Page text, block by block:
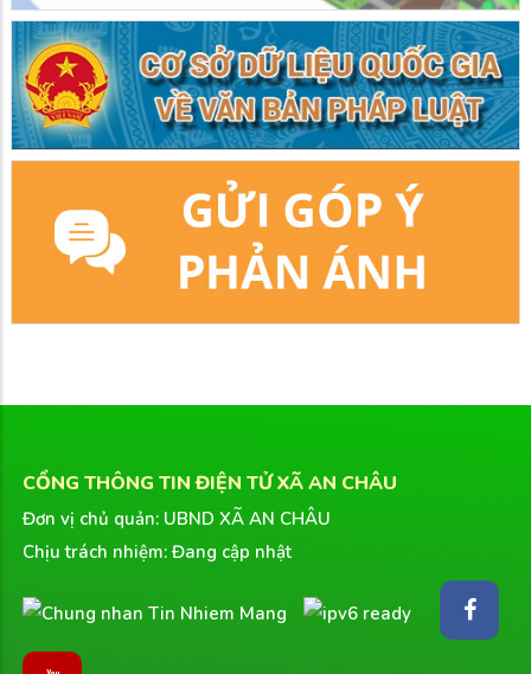
CỔNG THÔNG TIN ĐIỆN TỬ XÃ AN CHÂU
Đơn vị chủ quản: UBND XÃ AN CHÂU
Chịu trách nhiệm: Đang cập nhật